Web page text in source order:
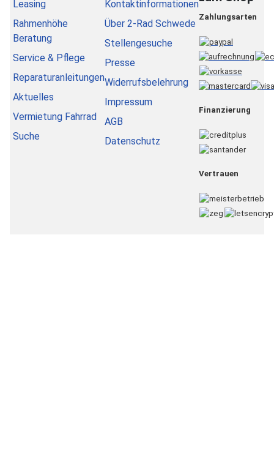
Leasing
Rahmenhöhe
Beratung
Service & Pflege
Reparaturanleitungen
Aktuelles
Vermietung Fahrrad
Suche
Kontaktinformationen
Über 2-Rad Schwede
Stellengesuche
Presse
Widerrufsbelehrung
Impressum
AGB
Datenschutz
Zahlungsarten
Finanzierung
Vertrauen